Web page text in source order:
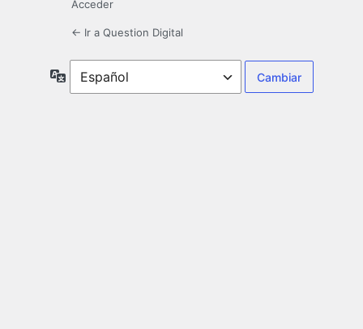
Acceder
← Ir a Question Digital
Idioma